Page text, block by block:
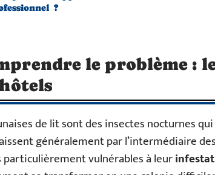
?
le problème :
de lit sont des insectes nocturnes
généralement par l’intermédiaire
particulièrement vulnérables à leur